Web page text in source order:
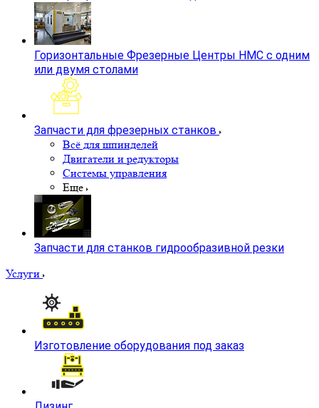
Горизонтальные Фрезерные Центры HMC с одним
или двумя столами
Запчасти для фрезерных станков
Всё для шпинделей
Двигатели и редукторы
Системы управления
Еще
Запчасти для станков гидрообразивной резки
Услуги
Изготовление оборудования под заказ